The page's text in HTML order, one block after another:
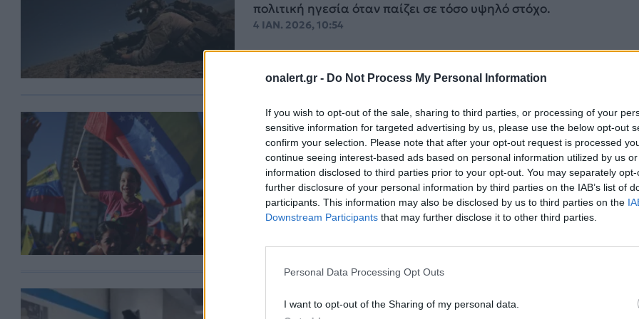
onalert.gr - Do Not Process My Personal Information
If you wish to opt-out of the sale, sharing to third parties, or processing of your
sensitive information for targeted advertising by us, please use the below opt-out
confirm your selection. Please note that after your opt-out request is processed
continue seeing interest-based ads based on personal information utilized by us
information disclosed to third parties prior to your opt-out. You may separately
further disclosure of your personal information by third parties on the IAB’s list of
participants. This information may also be disclosed by us to third parties on the
Downstream Participants that may further disclose it to other third parties.
Personal Data Processing Opt Outs
I want to opt-out of the Sharing of my personal data.
πολιτική ηγεσία όταν παίζει σε τόσο υψηλό στόχο.
4 ΙΑΝ. 2026, 10:54
Ο Μαδούρο έφυγε – Ποιός κυβερνά τη
Για περισσότερο από μία δεκαετία, την πραγματική εξουσία στη
Βενεζουέλα - πέραν του Μαδούρο - ασκούσε ένας μικρός κύκλος
ανώτερων...
4 ΙΑΝ. 2026, 08:45
Ο Νικολάς Μαδούρο οδηγείται δεμένος στις